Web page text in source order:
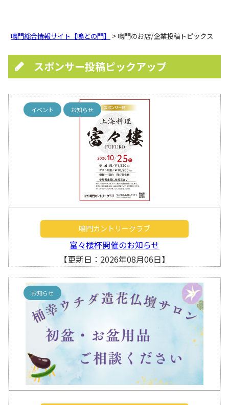
鳴門総合情報サイト【鳴との門】 > 鳴門のお店/企業投稿トピックス
スポンサー投稿ピックアップ
イベント お知らせ
鳴門カントリークラブ
富々楼杯開催のお知らせ
【更新日：2026年08月06日】
お知らせ